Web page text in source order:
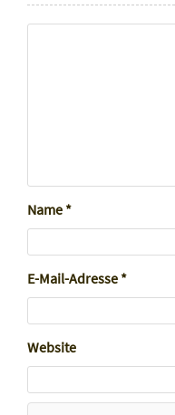
Name *
E-Mail-Adresse *
Website